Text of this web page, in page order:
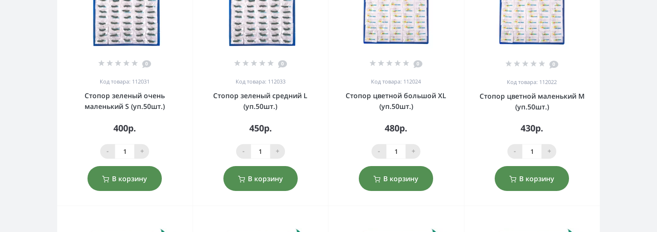
0
Код товара: 112031
Стопор зеленый очень
маленький S (уп.50шт.)
400р.
- +
В корзину
0
Код товара: 112033
Стопор зеленый средний L
(уп.50шт.)
450р.
- +
В корзину
0
Код товара: 112024
Стопор цветной большой XL
(уп.50шт.)
480р.
- +
В корзину
0
Код товара: 112022
Стопор цветной маленький M
(уп.50шт.)
430р.
- +
В корзину